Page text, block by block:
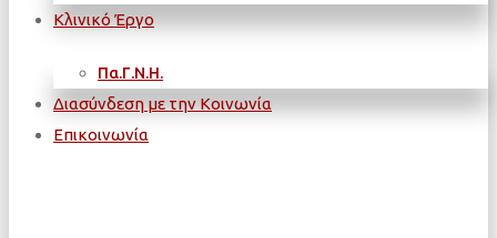
Κλινικό Έργο
Πα.Γ.Ν.Η.
Διασύνδεση με την Κοινωνία
Επικοινωνία